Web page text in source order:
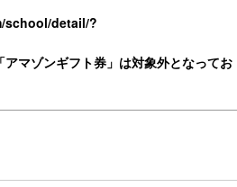
school/detail/?
マゾンギフト券」は対象外となってお